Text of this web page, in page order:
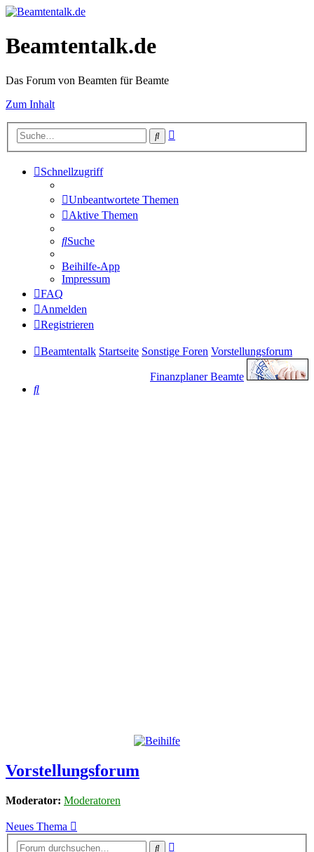
Beamtentalk.de
Das Forum von Beamten für Beamte
Zum Inhalt
Suche
Schnellzugriff
Unbeantwortete Themen
Aktive Themen
Suche
Beihilfe-App
Impressum
FAQ
Anmelden
Registrieren
Beamtentalk Startseite Sonstige Foren Vorstellungsforum
Finanzplaner Beamte
Suche
Vorstellungsforum
Moderator: Moderatoren
Neues Thema
Suche